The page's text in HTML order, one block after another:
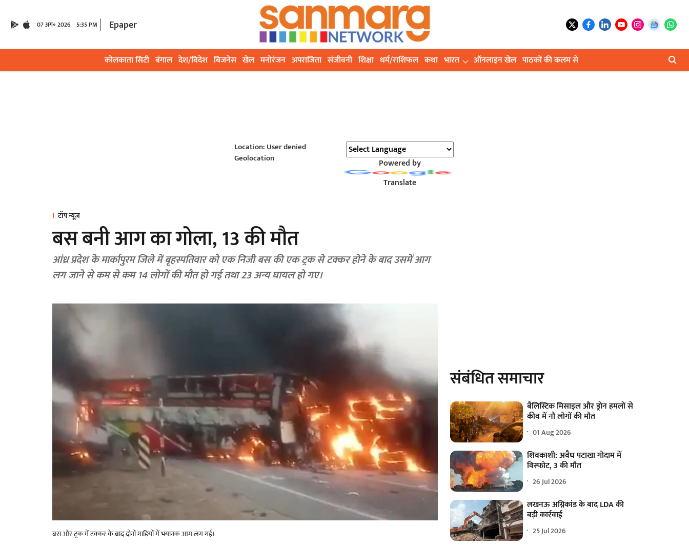
07 अग॰ 2026 5:35 PM Epaper
कोलकाता सिटी बंगाल देश/विदेश बिजनेस खेल मनोरंजन अपराजिता संजीवनी शिक्षा धर्म/राशिफल कथा भारत ऑनलाइन खेल पाठकों की कलम से
Location: User denied
Geolocation
Powered by
Translate
टॉप न्यूज़
बस बनी आग का गोला, 13 की मौत
आंध्र प्रदेश के मार्कापुरम जिले में बृहस्पतिवार को एक निजी बस की एक ट्रक से टक्कर होने के बाद उसमें आग
लग जाने से कम से कम 14 लोगों की मौत हो गई तथा 23 अन्य घायल हो गए।
बस और ट्रक में टक्कर के बाद दोनों गाड़ियों में भयानक आग लग गई।
संबंधित समाचार
बैलिस्टिक मिसाइल और ड्रोन हमलों से
कीव में नौ लोगों की मौत
01 Aug 2026
शिवकाशी: अवैध पटाखा गोदाम में
विस्फोट, 3 की मौत
26 Jul 2026
लखनऊ अग्निकांड के बाद LDA की
बड़ी कार्रवाई
25 Jul 2026